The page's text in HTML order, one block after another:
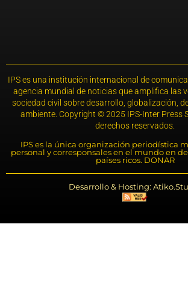
IPS es una institución internacional de
agencia mundial de noticias que amplifica las
sociedad civil sobre desarrollo, globalización,
ambiente. Copyright © 2025 IPS-Inter Press
derechos reservados.
IPS es la única organización periodística
personal y corresponsales en el mundo en
países ricos. DONAR
Desarrollo & Hosting: